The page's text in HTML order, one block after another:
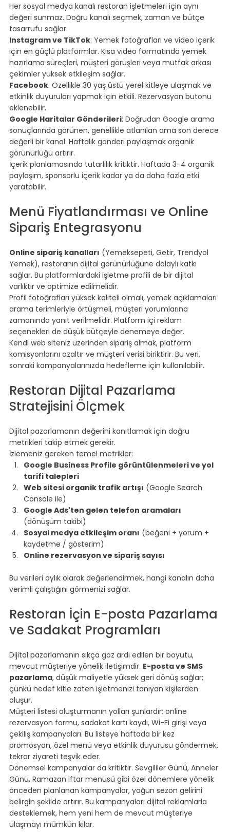
Her sosyal medya kanalı restoran işletmeleri için aynı
değeri sunmaz. Doğru kanalı seçmek, zaman ve bütçe
tasarrufu sağlar.
Instagram ve TikTok: Yemek fotoğrafları ve video içerik
için en güçlü platformlar. Kısa video formatında yemek
hazırlama süreçleri, müşteri görüşleri veya mutfak arkası
çekimler yüksek etkileşim sağlar.
Facebook: Özellikle 30 yaş üstü yerel kitleye ulaşmak ve
etkinlik duyuruları yapmak için etkili. Rezervasyon butonu
eklenebilir.
Google Haritalar Gönderileri: Doğrudan Google arama
sonuçlarında görünen, genellikle atlanılan ama son derece
değerli bir kanal. Haftalık gönderi paylaşmak organik
görünürlüğü artırır.
İçerik planlamasında tutarlılık kritiktir. Haftada 3-4 organik
paylaşım, sponsorlu içerik kadar ya da daha fazla etki
yaratabilir.
Menü Fiyatlandırması ve Online
Sipariş Entegrasyonu
Online sipariş kanalları (Yemeksepeti, Getir, Trendyol
Yemek), restoranın dijital görünürlüğüne dolaylı katkı
sağlar. Bu platformlardaki işletme profili de bir dijital
varlıktır ve optimize edilmelidir.
Profil fotoğrafları yüksek kaliteli olmalı, yemek açıklamaları
arama terimleriyle örtüşmeli, müşteri yorumlarına
zamanında yanıt verilmelidir. Platform içi reklam
seçenekleri de düşük bütçeyle denemeye değer.
Kendi web siteniz üzerinden sipariş almak, platform
komisyonlarını azaltır ve müşteri verisi biriktirir. Bu veri,
sonraki kampanyalarınızda hedefleme için kullanılabilir.
Restoran Dijital Pazarlama
Stratejisini Ölçmek
Dijital pazarlamanın değerini kanıtlamak için doğru
metrikleri takip etmek gerekir.
İzlemeniz gereken temel metrikler:
Google Business Profile görüntülenmeleri ve yol
tarifi talepleri
Web sitesi organik trafik artışı (Google Search
Console ile)
Google Ads'ten gelen telefon aramaları
(dönüşüm takibi)
Sosyal medya etkileşim oranı (beğeni + yorum +
kaydetme / gösterim)
Online rezervasyon ve sipariş sayısı
Bu verileri aylık olarak değerlendirmek, hangi kanalın daha
verimli çalıştığını görmenizi sağlar.
Restoran İçin E-posta Pazarlama
ve Sadakat Programları
Dijital pazarlamanın sıkça göz ardı edilen bir boyutu,
mevcut müşteriye yönelik iletişimdir. E-posta ve SMS
pazarlama, düşük maliyetle yüksek geri dönüş sağlar;
çünkü hedef kitle zaten işletmenizi tanıyan kişilerden
oluşur.
Müşteri listesi oluşturmanın yolları şunlardır: online
rezervasyon formu, sadakat kartı kaydı, Wi-Fi girişi veya
çekiliş kampanyaları. Bu listeye haftada bir kez
promosyon, özel menü veya etkinlik duyurusu göndermek,
tekrar ziyareti teşvik eder.
Dönemsel kampanyalar da kritiktir. Sevgililer Günü, Anneler
Günü, Ramazan iftar menüsü gibi özel dönemlere yönelik
önceden planlanan kampanyalar, yoğun sezon gelirini
belirgin şekilde artırır. Bu kampanyaları dijital reklamlarla
desteklemek, hem yeni hem de mevcut müşteriye
ulaşmayı mümkün kılar.